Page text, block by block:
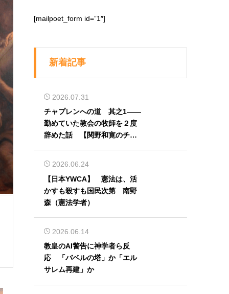
[mailpoet_form id=”1″]
新着記事
2026.07.31
チャプレンへの道 其之1――
勤めていた教会の牧師を２度
辞めた話 【関野和寛のチャ
2026.06.24
【日本YWCA】 憲法は、活
かすも殺すも国民次第 南野
森（憲法学者）
2026.06.14
教皇のAI警告に神学者ら反
応 「バベルの塔」か「エル
サレム再建」か